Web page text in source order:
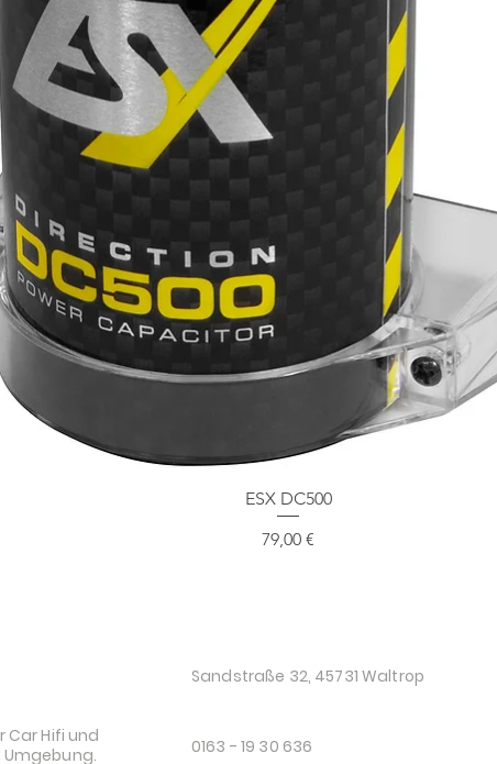
Schnellansicht
ESX DC500
Preis
79,00 €
Car Hifi und
Sandstraße 32, 45731 Waltrop
0163 - 19 30 636